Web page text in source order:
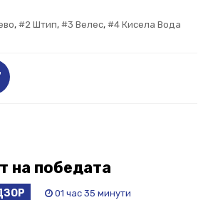
, #2 Штип, #3 Велес, #4 Кисела Вода
на победата
01 час 35 минути